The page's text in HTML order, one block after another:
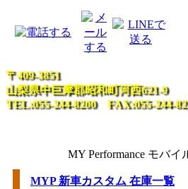
〒409-3851
山梨県中巨摩郡昭和町河西621-9
TEL:055-244-8200 FAX:055-244-
MY Performance モバイ
MYP 新車カスタム 在庫一覧